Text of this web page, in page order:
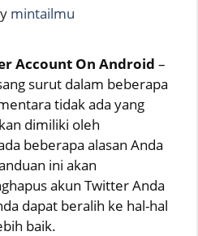
mintailmu
Account On Android –
surut dalam beberapa
tidak ada yang
dimiliki oleh
beberapa alasan Anda
ini akan
akun Twitter Anda
dapat beralih ke hal-hal
baik.